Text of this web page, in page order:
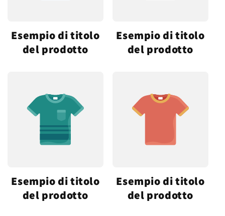
Esempio di titolo
del prodotto
Esempio di titolo
del prodotto
Esempio di titolo
del prodotto
Esempio di titolo
del prodotto